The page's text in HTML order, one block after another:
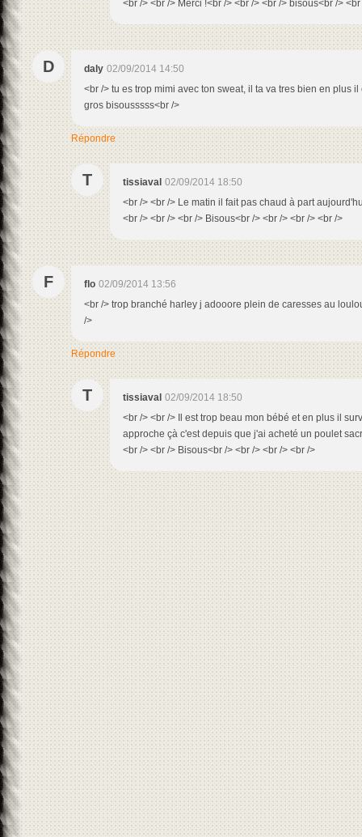
<br /> <br /> Merci !<br /> <br /> <br /> bisous<br />
D daly 02/09/2014 14:50
<br /> tu es trop mimi avec ton sweat, il ta va tres bien en plus
gros bisousssss<br />
Répondre
T tissiaval 02/09/2014 18:50
<br /> <br /> Le matin il fait pas chaud à part
<br /> <br /> <br /> Bisous<br /> <br /> <br /> <br />
F flo 02/09/2014 13:56
<br /> trop branché harley j adooore plein de caresses au
/>
Répondre
T tissiaval 02/09/2014 18:50
<br /> <br /> Il est trop beau mon bébé et en plus il
approche çà c'est depuis que j'ai acheté un poulet
<br /> <br /> Bisous<br /> <br /> <br /> <br />